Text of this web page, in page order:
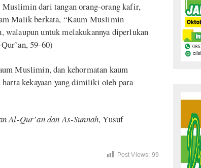
Muslimin dari tangan orang-orang kafir,
Malik berkata, “Kaum Muslimin
walaupun untuk melakukannya diperlukan
59-60)
Muslimin, dan kehormatan kaum
kekayaan yang dimiliki oleh para
Al-Qur’an dan As-Sunnah, Yusuf
Post Views: 99